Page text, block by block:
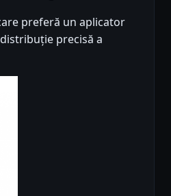
preferă un aplicator
precisă a